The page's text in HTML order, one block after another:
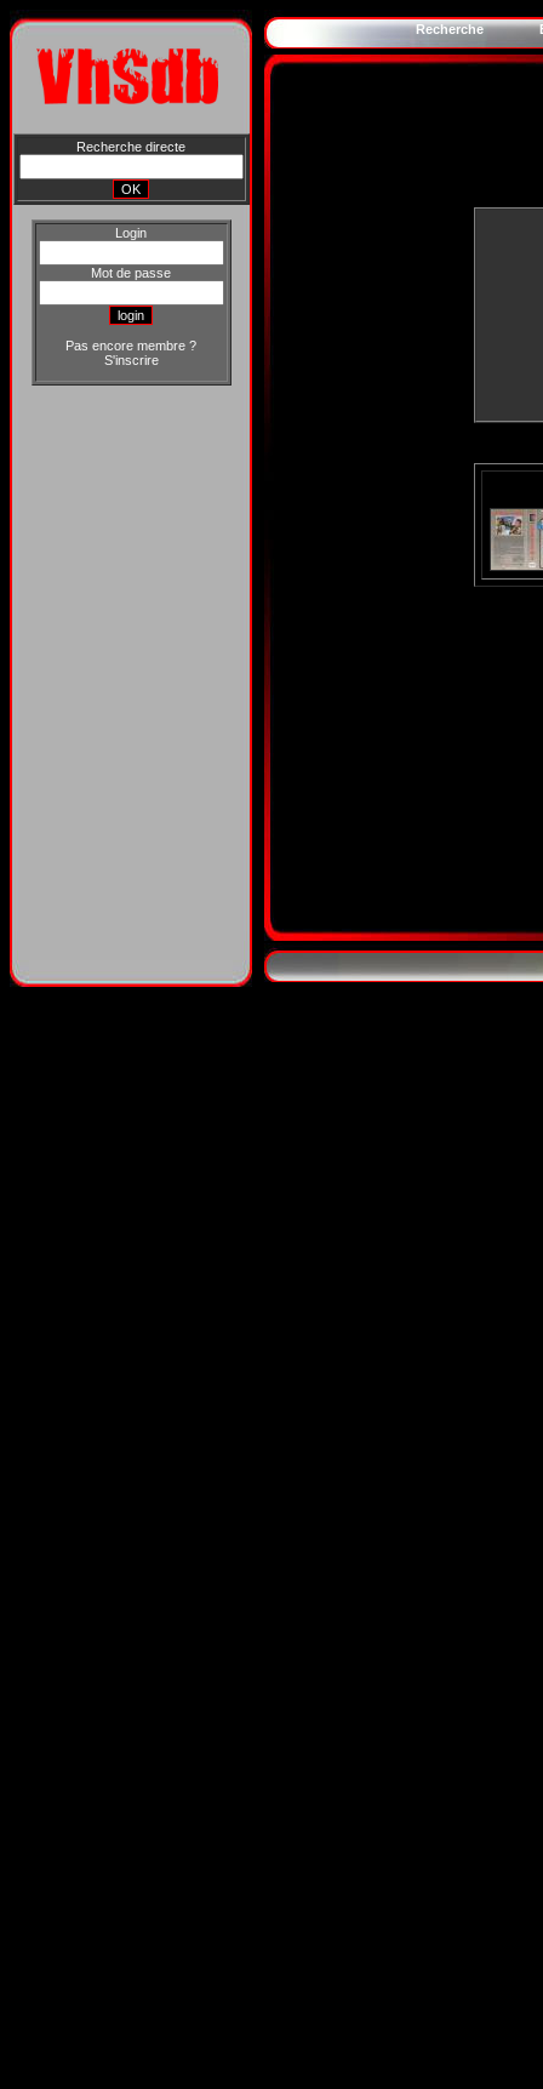
Recherche directe
Login
Mot de passe
Pas encore membre ?
S'inscrire
Recherche